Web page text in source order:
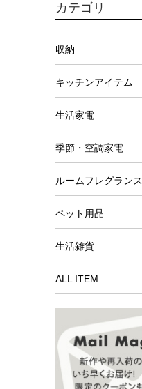
カテゴリ
収納
キッチンアイテム
生活家電
季節・空調家電
ルームフレグランス
ペット用品
生活雑貨
ALL ITEM